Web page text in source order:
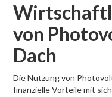
von
Dach
Die Nutzung von
finanzielle Vorteile mit